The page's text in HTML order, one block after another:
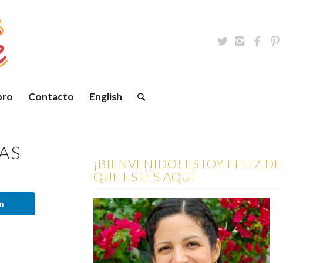
Contacto English
¡BIENVENIDO! ESTOY FELIZ DE
QUE ESTÉS AQUÍ